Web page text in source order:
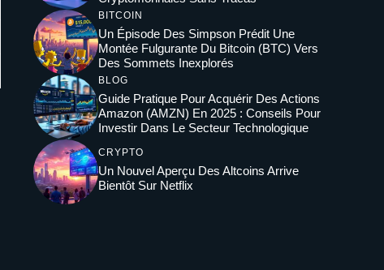
BITCOIN
Un Épisode Des Simpson Prédit Une
Montée Fulgurante Du Bitcoin (BTC) Vers
Des Sommets Inexplorés
BLOG
Guide Pratique Pour Acquérir Des Actions
Amazon (AMZN) En 2025 : Conseils Pour
Investir Dans Le Secteur Technologique
CRYPTO
Un Nouvel Aperçu Des Altcoins Arrive
Bientôt Sur Netflix